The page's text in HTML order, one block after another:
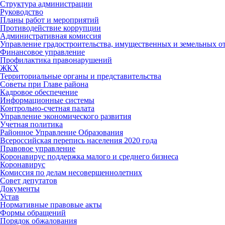
Структура администрации
Руководство
Планы работ и мероприятий
Противодействие коррупции
Административная комиссия
Управление градостроительства, имущественных и земельных
Финансовое управление
Профилактика правонарушений
ЖКХ
Территориальные органы и представительства
Советы при Главе района
Кадровое обеспечение
Информационные системы
Контрольно-счетная палата
Управление экономического развития
Учетная политика
Районное Управление Образования
Всероссийская перепись населения 2020 года
Правовое управление
Коронавирус поддержка малого и среднего бизнеса
Коронавирус
Комиссия по делам несовершеннолетних
Совет депутатов
Документы
Устав
Нормативные правовые акты
Формы обращений
Порядок обжалования